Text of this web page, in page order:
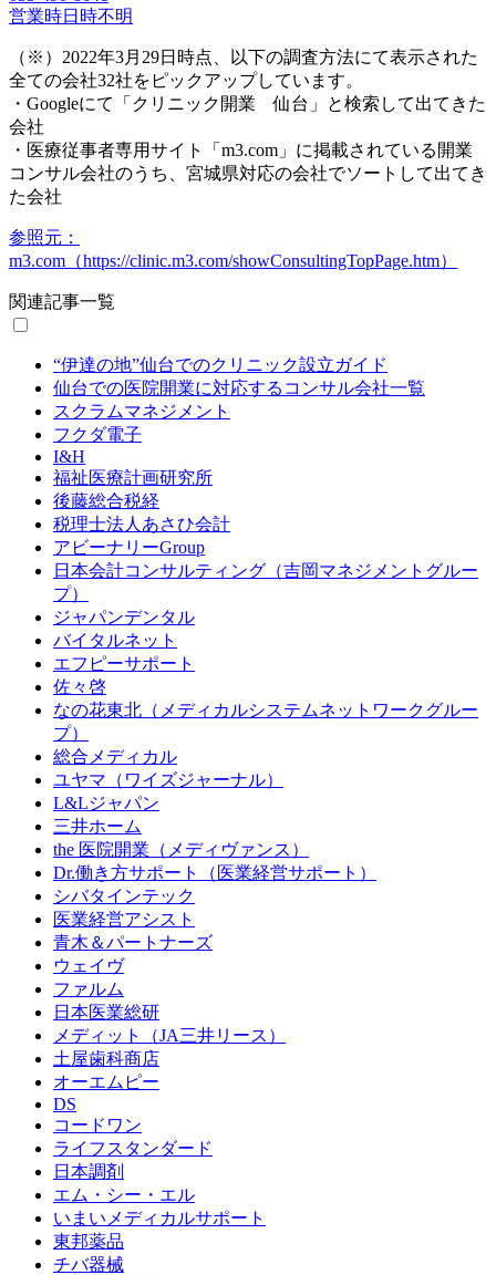
営業時日時不明
（※）2022年3月29日時点、以下の調査方法にて表示された
全ての会社32社をピックアップしています。
・Googleにて「クリニック開業 仙台」と検索して出てきた
会社
・医療従事者専用サイト「m3.com」に掲載されている開業
コンサル会社のうち、宮城県対応の会社でソートして出てき
た会社
参照元：
m3.com（https://clinic.m3.com/showConsultingTopPage.htm）
関連記事一覧
“伊達の地”仙台でのクリニック設立ガイド
仙台での医院開業に対応するコンサル会社一覧
スクラムマネジメント
フクダ電子
I&H
福祉医療計画研究所
後藤総合税経
税理士法人あさひ会計
アビーナリーGroup
日本会計コンサルティング（吉岡マネジメントグルー
プ）
ジャパンデンタル
バイタルネット
エフピーサポート
佐々啓
なの花東北（メディカルシステムネットワークグルー
プ）
総合メディカル
ユヤマ（ワイズジャーナル）
L&Lジャパン
三井ホーム
the 医院開業（メディヴァンス）
Dr.働き方サポート（医業経営サポート）
シバタインテック
医業経営アシスト
青木＆パートナーズ
ウェイヴ
ファルム
日本医業総研
メディット（JA三井リース）
土屋歯科商店
オーエムピー
DS
コードワン
ライフスタンダード
日本調剤
エム・シー・エル
いまいメディカルサポート
東邦薬品
チバ器械